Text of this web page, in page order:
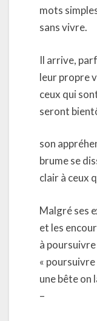
mots
sans vivre.
Il arrive,
leur propre
ceux qui
seront
son
brume se
clair à ceux
Malgré ses
et les
à
« poursuivre
une bête on
–